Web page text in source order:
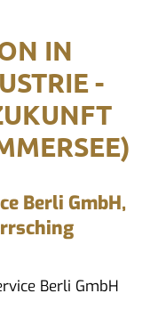
IN
-
Berli GmbH,
Berli GmbH